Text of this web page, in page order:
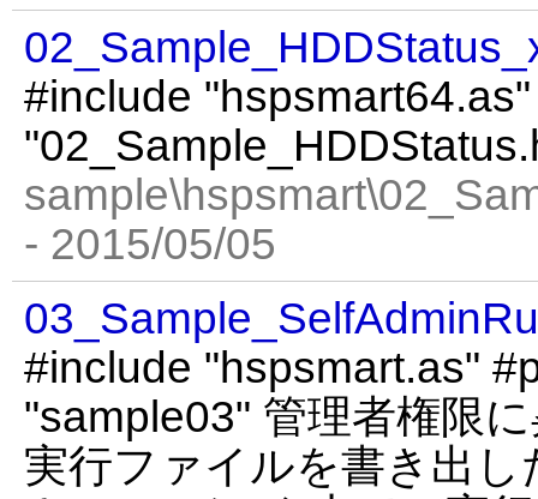
#include
- 2015/05/05
#include "hspsmart.as"
"sample03" 管理者権限
実行ファイルを書き出